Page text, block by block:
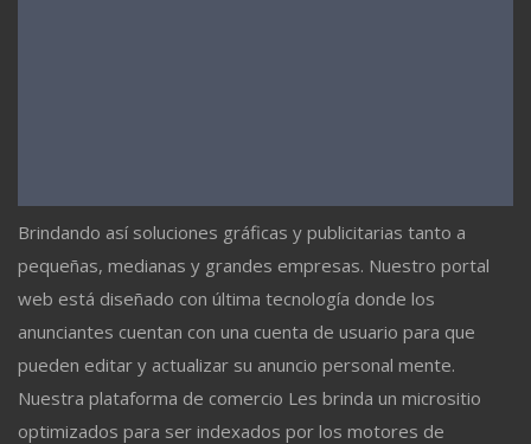
Brindando así soluciones gráficas y publicitarias tanto a
pequeñas, medianas y grandes empresas. Nuestro portal
web está diseñado con última tecnología donde los
anunciantes cuentan con una cuenta de usuario para que
pueden editar y actualizar su anuncio personal mente.
Nuestra plataforma de comercio Les brinda un micrositio
optimizados para ser indexados por los motores de